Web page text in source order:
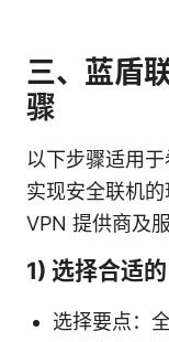
三、蓝盾
骤
以下步骤适用
实现安全联机
VPN 提供商及
1) 选择合适
选择要点：